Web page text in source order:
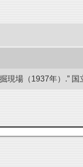
現場（1937年）.”